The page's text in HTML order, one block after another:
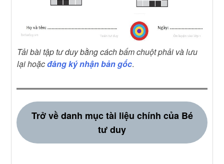
Tải bài tập tư duy bằng cách bấm chuột phải và lưu
lại hoặcđăng ký nhận bản gốc.
Trở về danh mục tài liệu chính của Bé
tư duy